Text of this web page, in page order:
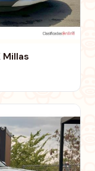
Millas